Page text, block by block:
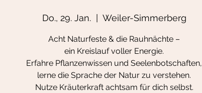
Do., 29. Jan.
  |
Weiler-Simmerberg
Acht Naturfeste & die Rauhnächte –
ein Kreislauf voller Energie.
Erfahre Pflanzenwissen und Seelenbotschaften,
lerne die Sprache der Natur zu verstehen.